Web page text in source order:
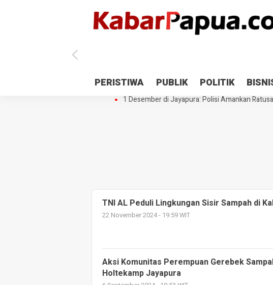
PERISTIWA PUBLIK POLITIK
Antisipasi 1 Desember, TNI Polri Patroli 2×24
Gedung Perpustakaan SMPN 5 Sentani
1 Desember di Jayapura: Polisi Amankan
TNI AL Peduli Lingkungan Sisir Sampah di
22 November 2024 - 19:59 WIT
Aksi Komunitas Perempuan Gerebek
Holtekamp Jayapura